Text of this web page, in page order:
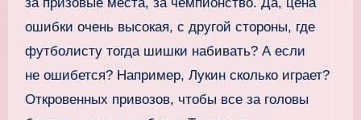
ошибки очень высокая, с другой стороны, где
футболисту тогда шишки набивать? А если
не ошибется? Например, Лукин сколько играет?
Откровенных привозов, чтобы все за головы